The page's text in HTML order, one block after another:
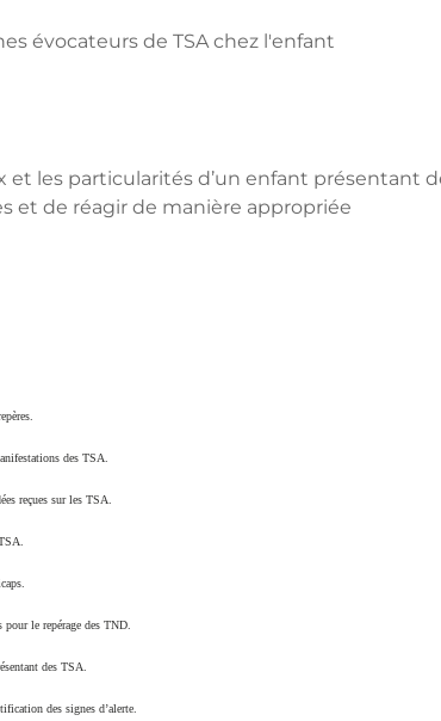
évocateurs de TSA chez l'enfant
et les particularités d’un enfant présentant
et de réagir de manière appropriée
des TSA.
reçues sur les TSA.
le repérage des TND.
des TSA.
des signes d’alerte.